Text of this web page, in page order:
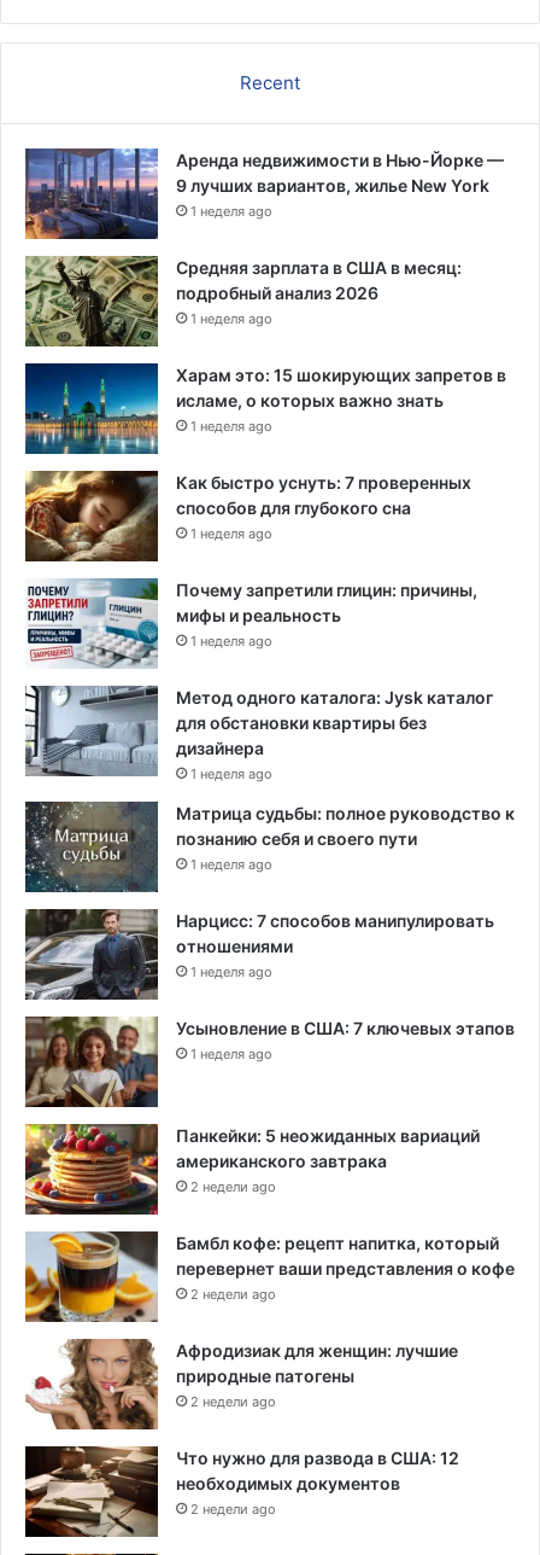
Recent
Аренда недвижимости в Нью-Йорке —
9 лучших вариантов, жилье New York
1 неделя ago
Средняя зарплата в США в месяц:
подробный анализ 2026
1 неделя ago
Харам это: 15 шокирующих запретов в
исламе, о которых важно знать
1 неделя ago
Как быстро уснуть: 7 проверенных
способов для глубокого сна
1 неделя ago
Почему запретили глицин: причины,
мифы и реальность
1 неделя ago
Метод одного каталога: Jysk каталог
для обстановки квартиры без
дизайнера
1 неделя ago
Матрица судьбы: полное руководство к
познанию себя и своего пути
1 неделя ago
Нарцисс: 7 способов манипулировать
отношениями
1 неделя ago
Усыновление в США: 7 ключевых этапов
1 неделя ago
Панкейки: 5 неожиданных вариаций
американского завтрака
2 недели ago
Бамбл кофе: рецепт напитка, который
перевернет ваши представления о кофе
2 недели ago
Афродизиак для женщин: лучшие
природные патогены
2 недели ago
Что нужно для развода в США: 12
необходимых документов
2 недели ago